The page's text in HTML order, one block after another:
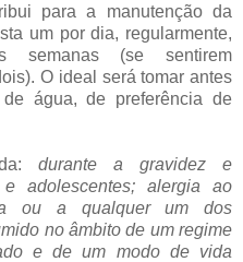
para a manutenção da
um por dia, regularmente,
semanas (se sentirem
O ideal será tomar antes
água, de preferência de
durante a gravidez e
adolescentes; alergia ao
ou a qualquer um dos
no âmbito de um regime
e de um modo de vida